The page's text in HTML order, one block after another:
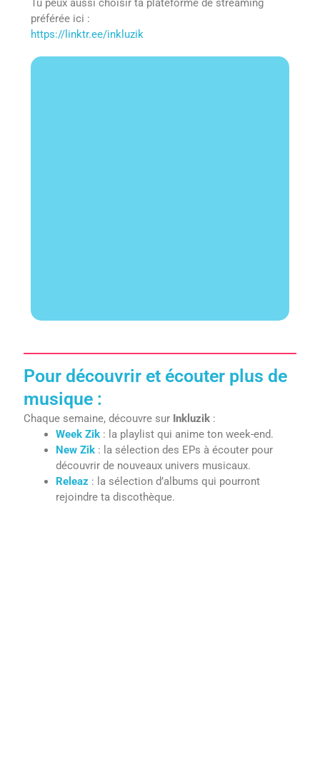
Tu peux aussi choisir ta plateforme de streaming
préférée ici :
https://linktr.ee/inkluzik
Pour découvrir et écouter plus de
musique :
Chaque semaine, découvre sur Inkluzik :
Week Zik : la playlist qui anime ton week-end.
New Zik : la sélection des EPs à écouter pour
découvrir de nouveaux univers musicaux.
Releaz : la sélection d’albums qui pourront
rejoindre ta discothèque.